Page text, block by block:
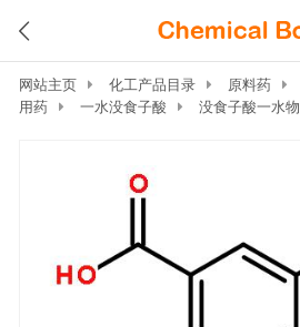
网站主页 化工产品目录 原料药
用药
一水没食子酸 没食子酸一水物